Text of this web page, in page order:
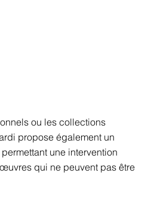
ou les collections
propose également un
permettant une intervention
qui ne peuvent pas être